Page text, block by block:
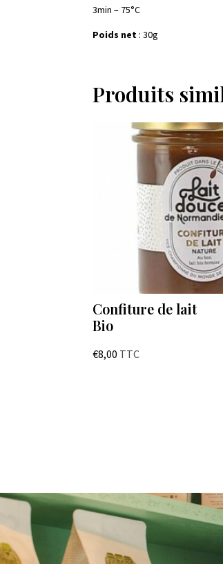
3min – 75°C
Poids net : 30g
Produits
Confiture de lait
Bio
€8,00 TTC